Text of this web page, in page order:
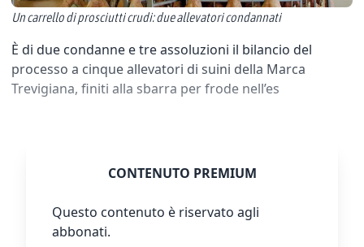
Un carrello di prosciutti crudi: due allevatori condannati
È di due condanne e tre assoluzioni il bilancio del
processo a cinque allevatori di suini della Marca
Trevigiana, finiti alla sbarra per frode nell’es
CONTENUTO PREMIUM
Questo contenuto è riservato agli
abbonati.